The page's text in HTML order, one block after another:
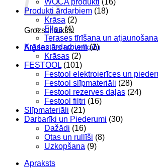
Grozs ir tukšs.
Atgriezties uz veikalu
Produkti ārdarbiem (18)
Krāsa (2)
Eļļas (4)
Terases tīrīšana un atjaunošana
Krāsas ārdarbiem (2)
Krāsas (2)
FESTOOL (101)
Festool elektroierīces un
Festool slīpmateriāli (28)
Festool rezerves daļas (24)
Festool filtri (16)
Slīpmateriāli (21)
Darbarīki un Piederumi (30)
Dažādi (16)
Otas un rullīši (8)
Uzkopšana (9)
Apraksts